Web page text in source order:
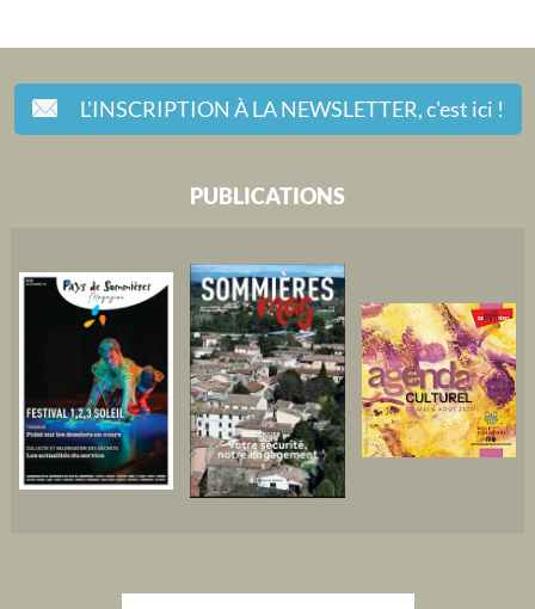
L'INSCRIPTION À LA NEWSLETTER,c'est ici !
PUBLICATIONS